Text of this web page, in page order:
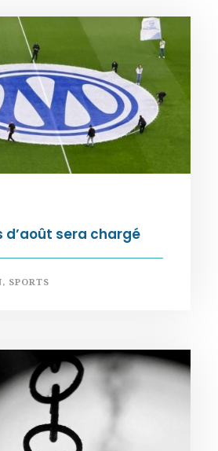
d’août sera chargé
, SPORTS